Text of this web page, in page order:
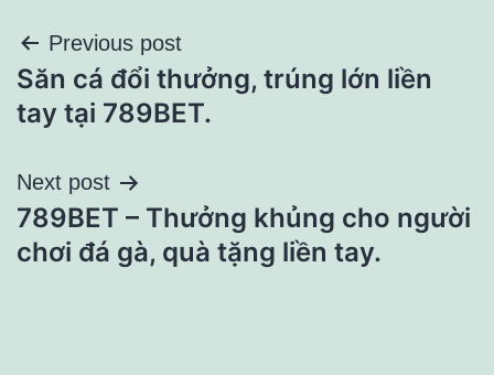
Điều
hướng
viết
Previous post
Săn cá đổi thưởng, trúng lớn liền
tay tại 789BET.
Next post
789BET – Thưởng khủng cho người
chơi đá gà, quà tặng liền tay.